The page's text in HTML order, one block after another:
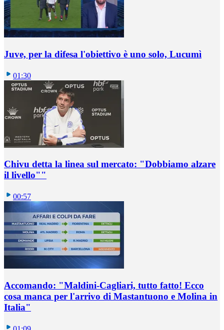
Juve, per la difesa l'obiettivo è uno solo, Lucumì
01:30
Chivu detta la linea sul mercato: "Dobbiamo alzare
il livello""
00:57
Accomando: "Maldini-Cagliari, tutto fatto! Ecco
cosa manca per l'arrivo di Mastantuono e Molina in
Italia"